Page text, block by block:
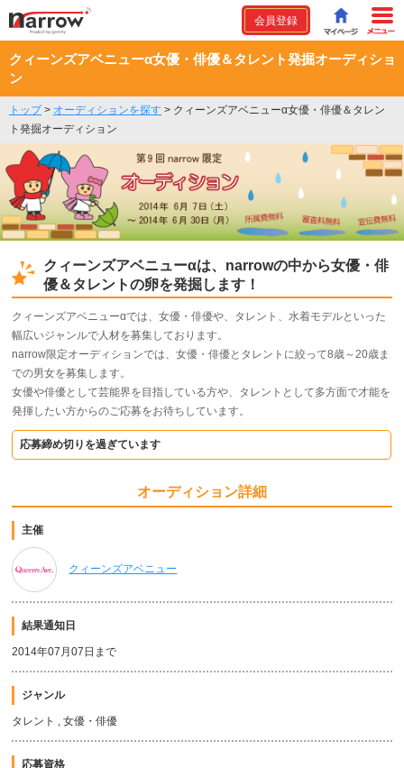
会員登録
クィーンズアベニューα女優・俳優＆タレント発掘オーディショ
ン
トップ> オーディションを探す > クィーンズアベニューα女優・俳優＆タレン
ト発掘オーディション
クィーンズアベニューαは、narrowの中から女優・俳
優＆タレントの卵を発掘します！
クィーンズアベニューαでは、女優・俳優や、タレント、水着モデルといった
幅広いジャンルで人材を募集しております。
narrow限定オーディションでは、女優・俳優とタレントに絞って8歳～20歳ま
での男女を募集します。
女優や俳優として芸能界を目指している方や、タレントとして多方面で才能を
発揮したい方からのご応募をお待ちしています。
応募締め切りを過ぎています
オーディション詳細
主催
クィーンズアベニュー
結果通知日
2014年07月07日まで
ジャンル
タレント , 女優・俳優
応募資格